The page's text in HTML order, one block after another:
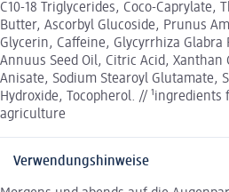
C10-18 Triglycerides, Coco-Caprylate,
Butter, Ascorbyl Glucoside, Prunus
Glycerin, Caffeine, Glycyrrhiza Glabra
Annuus Seed Oil, Citric Acid,
Anisate, Sodium Stearoyl Glutamate,
Hydroxide, Tocopherol. //
agriculture
Verwendungshinweise